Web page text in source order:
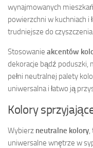
wynajmowanych
powierzchni w kuchniach i
trudniejsze do czyszczenia.
Stosowanie akcentów
dekoracje bądź poduszki,
pełni neutralnej palety
uniwersalna i łatwo ją
Kolory
Wybierz neutralne kolory,
uniwersalne wnętrze w